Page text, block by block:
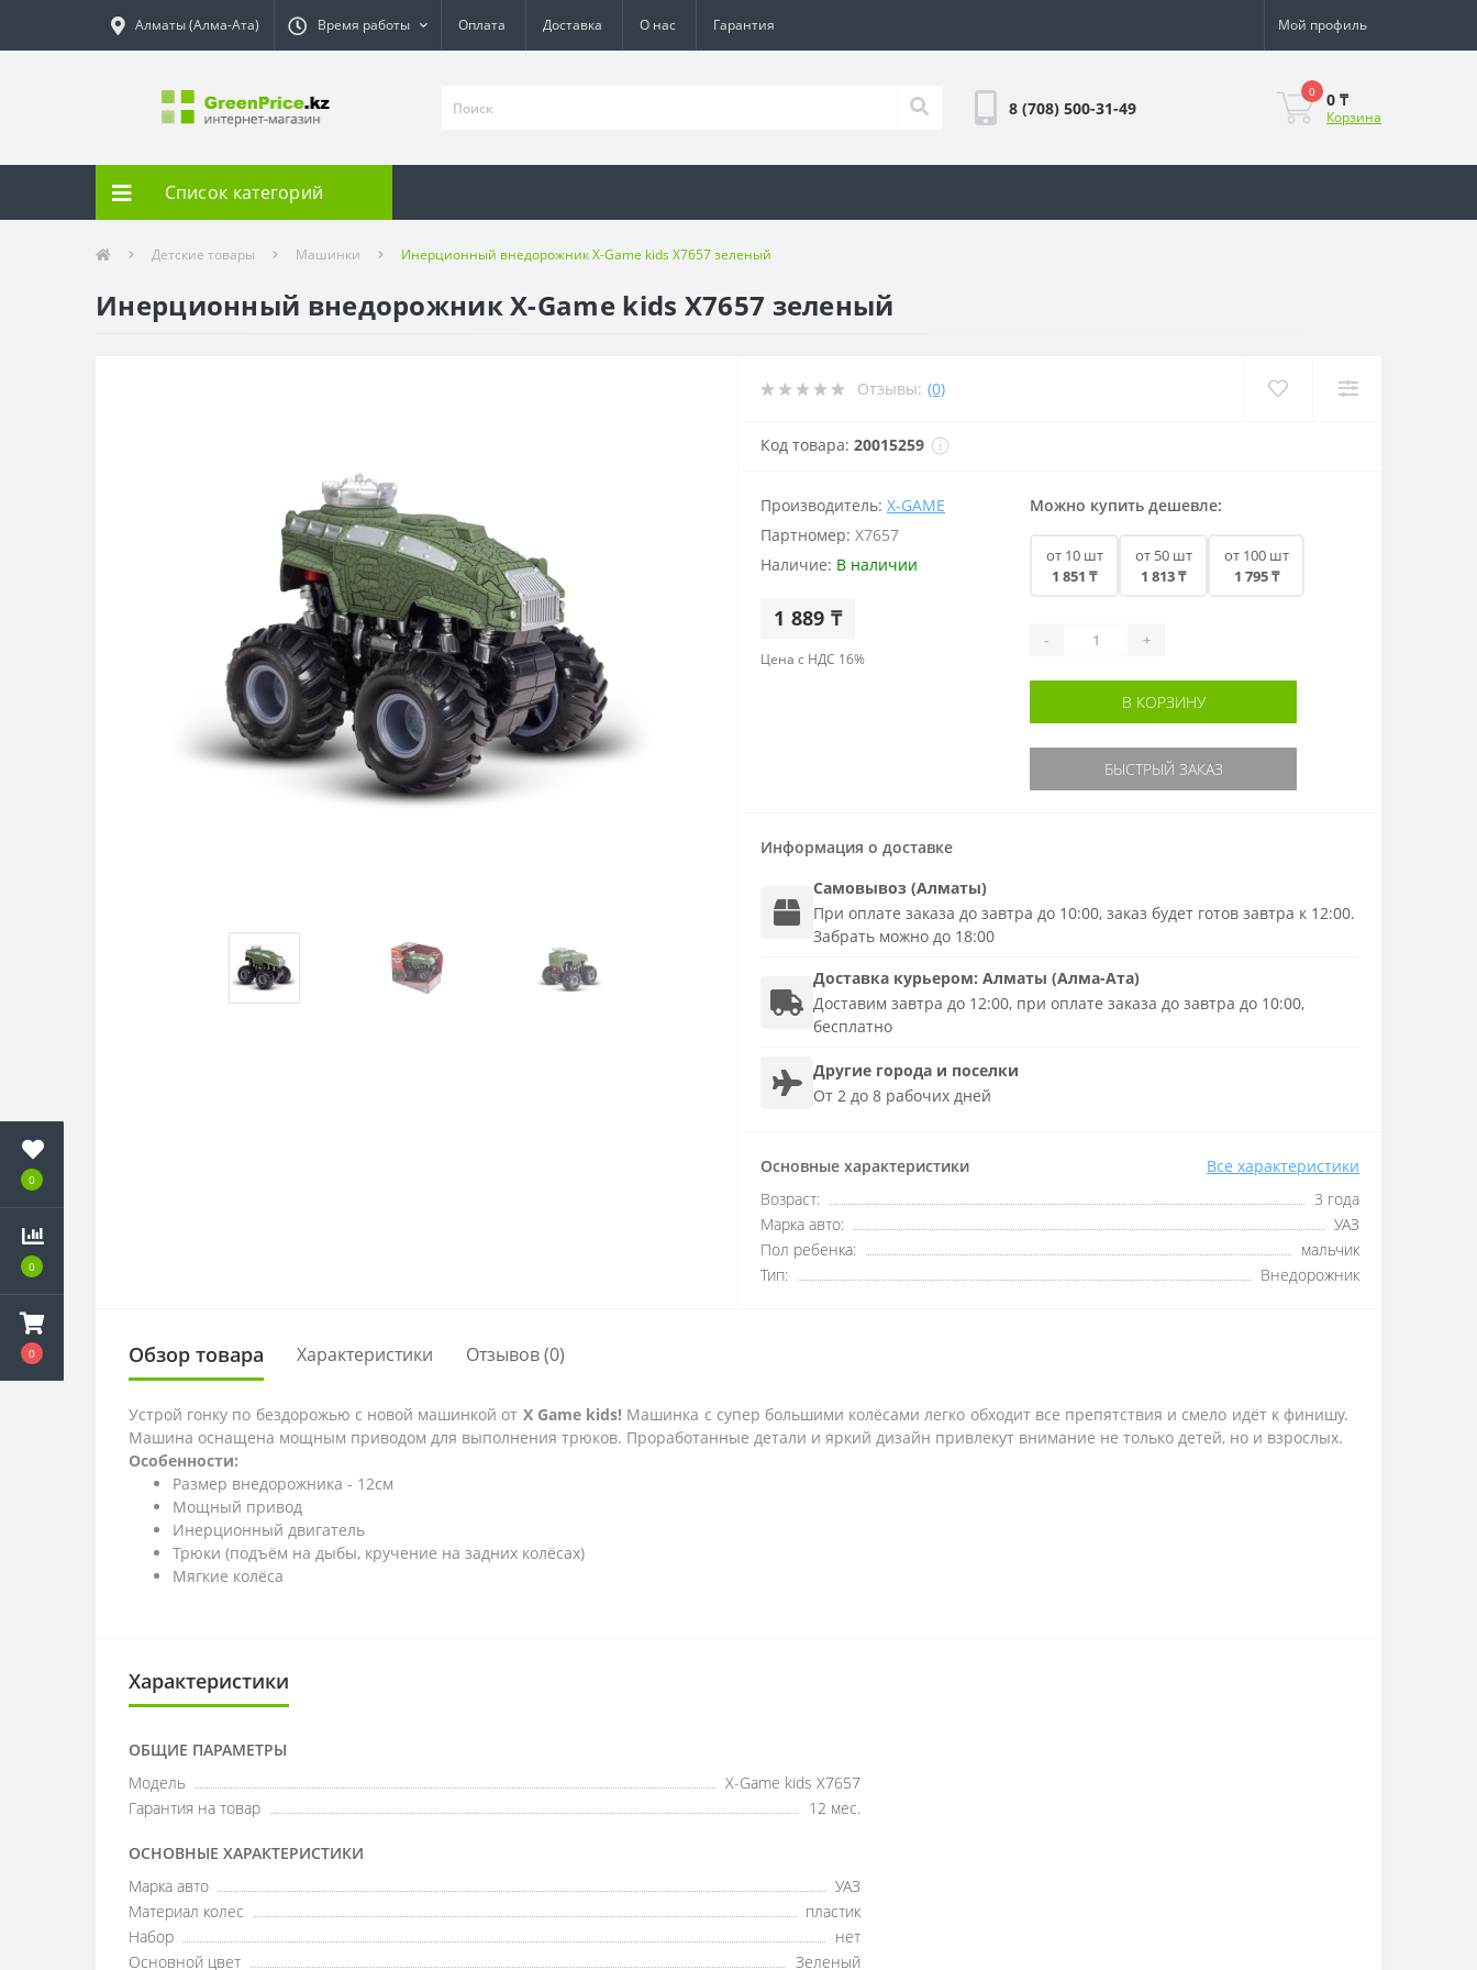
0
0
0
Алматы (Алма-Ата) Время работы Оплата Доставка О нас Гарантия Мой профиль
8 (708) 500-31-49
0 0 ₸
Корзина
Список категорий
Детские товары Машинки Инерционный внедорожник X-Game kids X7657 зеленый
Инерционный внедорожник X-Game kids X7657 зеленый
Отзывы: (0)
Код товара: 20015259
Производитель: X-GAME
Партномер: X7657
Наличие: В наличии
1 889 ₸
Цена с НДС 16%
Можно купить дешевле:
от 10 шт
1 851 ₸
от 50 шт
1 813 ₸
от 100 шт
1 795 ₸
- +
В КОРЗИНУ
БЫСТРЫЙ ЗАКАЗ
Информация о доставке
Самовывоз (Алматы)
При оплате заказа до завтра до 10:00, заказ будет готов завтра к 12:00.
Забрать можно до 18:00
Доставка курьером: Алматы (Алма-Ата)
Доставим завтра до 12:00, при оплате заказа до завтра до 10:00,
бесплатно
Другие города и поселки
От 2 до 8 рабочих дней
Основные характеристики Все характеристики
Возраст:
3 года
Марка авто:
УАЗ
Пол ребенка:
мальчик
Тип:
Внедорожник
Обзор товара Характеристики Отзывов (0)
Устрой гонку по бездорожью с новой машинкой от X Game kids! Машинка с супер большими колёсами легко обходит все препятствия и смело идёт к финишу.
Машина оснащена мощным приводом для выполнения трюков. Проработанные детали и яркий дизайн привлекут внимание не только детей, но и взрослых.
Особенности:
Размер внедорожника - 12см
Мощный привод
Инерционный двигатель
Трюки (подъём на дыбы, кручение на задних колёсах)
Мягкие колёса
Характеристики
ОБЩИЕ ПАРАМЕТРЫ
Модель
X-Game kids X7657
Гарантия на товар
12 мес.
ОСНОВНЫЕ ХАРАКТЕРИСТИКИ
Марка авто
УАЗ
Материал колес
пластик
Набор
нет
Основной цвет
Зеленый